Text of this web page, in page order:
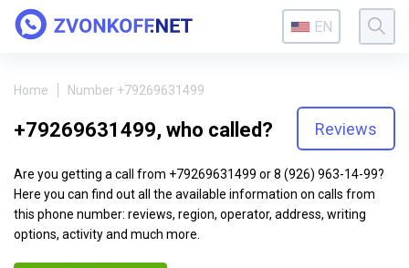
EN
Home Number +79269631499
+79269631499, who called? Reviews
Are you getting a call from +79269631499 or 8 (926) 963-14-99?
Here you can find out all the available information on calls from
this phone number: reviews, region, operator, address, writing
options, activity and much more.